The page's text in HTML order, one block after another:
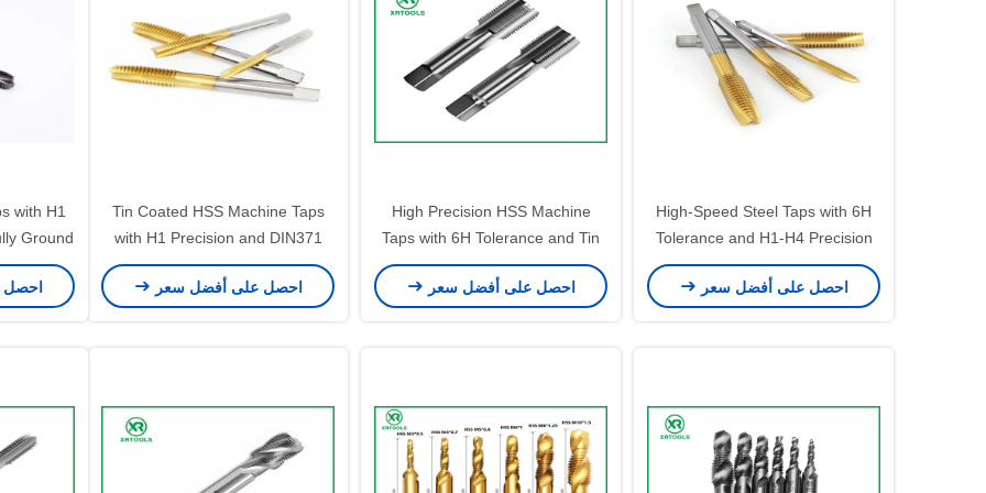
High-Speed Steel Taps with 6H
Tolerance and H1-H4 Precision
for Metric Threads in 0.5-1.25
Pitch
احصل على أفضل سعر
High Precision HSS Machine
Taps with 6H Tolerance and Tin
Coated Bright Finish
احصل على أفضل سعر
Tin Coated HSS Machine Taps
with H1 Precision and DIN371
Standard for Metric Thread
Cutting
احصل على أفضل سعر
with H1
Ground
Duty